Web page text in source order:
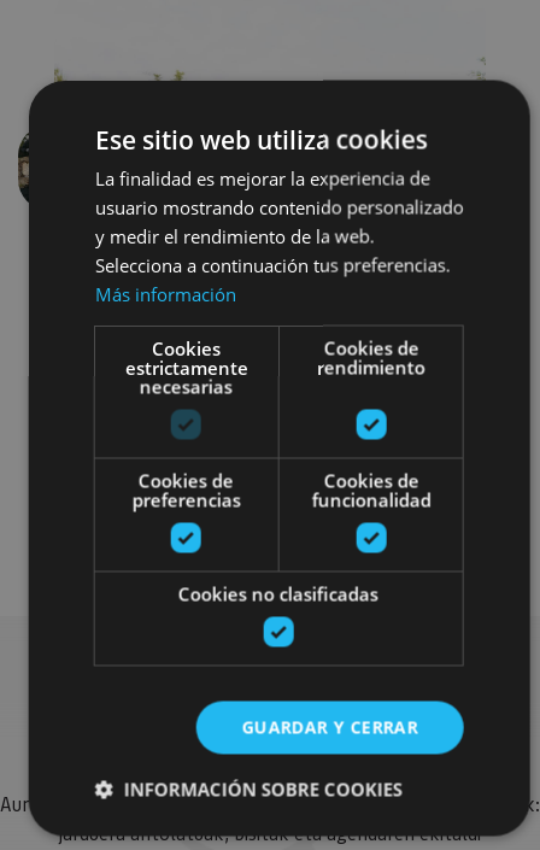
Aurrekoa
Plan disponible para todo el público
Plan disponible solo para turistas alojados
en las casas rurales
Bilatu plan gehiago
Aurkitu zure bidaia Nafarroan osatzeko planak eta iradokizunak:
jarduera antolatuak, bisitak eta agendaren ekitaldi
Ese sitio web utiliza cookies
La finalidad es mejorar la experiencia de
usuario mostrando contenido personalizado
y medir el rendimiento de la web.
Selecciona a continuación tus preferencias.
Más información
Cookies
estrictamente
necesarias
Cookies de
rendimiento
Cookies de
preferencias
Cookies de
funcionalidad
Cookies no clasificadas
GUARDAR Y CERRAR
INFORMACIÓN SOBRE COOKIES